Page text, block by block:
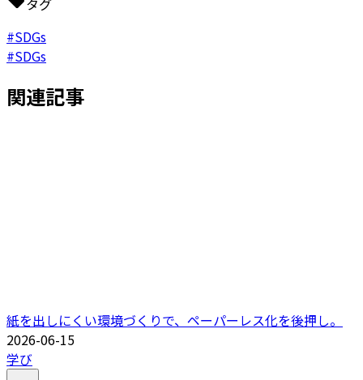
タグ
#SDGs
#SDGs
関連記事
紙を出しにくい環境づくりで、ペーパーレス化を後押し。
2026-06-15
学び